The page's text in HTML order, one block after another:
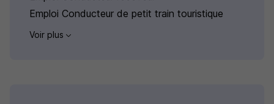
Emploi Conducteur de petit train touristique
Voir plus